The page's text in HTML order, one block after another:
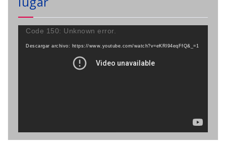
Reproductor
vídeo
Code 150: Unknown error.
Descargar archivo: https://www.youtube.com/watch?v=eKRl94eqFfQ&_=1